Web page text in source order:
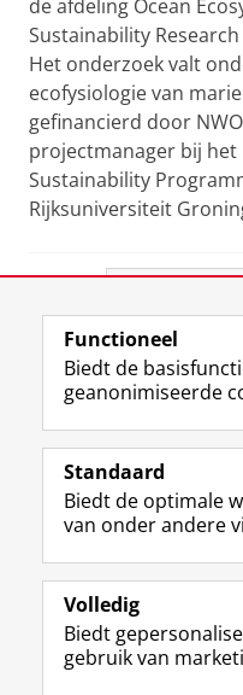
de afdeling Ocean
Sustainability
Het onderzoek valt
ecofysiologie van
gefinancierd door
projectmanager bij het
Sustainability
Rijksuniversiteit
View this page in:English
Volg de
Studiekiezers
Alumni
Over ons
Functioneel
Biedt de
geanonimiseerde
Standaard
Biedt de optimale
van onder andere
Volledig
Biedt
gebruik van